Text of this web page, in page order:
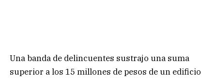
Una banda de delincuentes sustrajo una suma
superior a los 15 millones de pesos de un edificio